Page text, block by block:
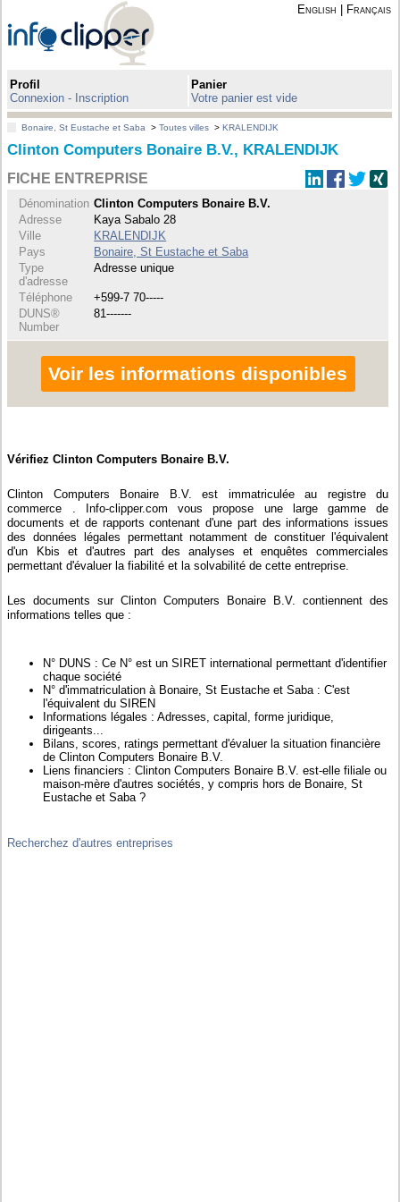
English Français
Profil
Connexion - Inscription
Panier
Votre panier est vide
Bonaire, St Eustache et Saba >Toutes villes >KRALENDIJK
Clinton Computers Bonaire B.V., KRALENDIJK
FICHE ENTREPRISE
Dénomination Clinton Computers Bonaire B.V.
Adresse
Kaya Sabalo 28
Ville
KRALENDIJK
Pays
Bonaire, St Eustache et Saba
Type
d'adresse
Adresse unique
Téléphone
+599-7 70-----
DUNS®
Number
81-------
Voir les informations disponibles
Vérifiez Clinton Computers Bonaire B.V.
Clinton Computers Bonaire B.V. est immatriculée au registre du
commerce . Info-clipper.com vous propose une large gamme de
documents et de rapports contenant d'une part des informations issues
des données légales permettant notamment de constituer l'équivalent
d'un Kbis et d'autres part des analyses et enquêtes commerciales
permettant d'évaluer la fiabilité et la solvabilité de cette entreprise.
Les documents sur Clinton Computers Bonaire B.V. contiennent des
informations telles que :
N° DUNS : Ce N° est un SIRET international permettant d'identifier
chaque société
N° d'immatriculation à Bonaire, St Eustache et Saba : C'est
l'équivalent du SIREN
Informations légales : Adresses, capital, forme juridique,
dirigeants...
Bilans, scores, ratings permettant d'évaluer la situation financière
de Clinton Computers Bonaire B.V.
Liens financiers : Clinton Computers Bonaire B.V. est-elle filiale ou
maison-mère d'autres sociétés, y compris hors de Bonaire, St
Eustache et Saba ?
Recherchez d'autres entreprises